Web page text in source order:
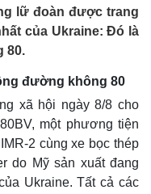
lữ đoàn được trang
của Ukraine: Đó là
80.
đường không 80
xã hội ngày 8/8 cho
một phương tiện
2 cùng xe bọc thép
do Mỹ sản xuất đang
Ukraine. Tất cả các